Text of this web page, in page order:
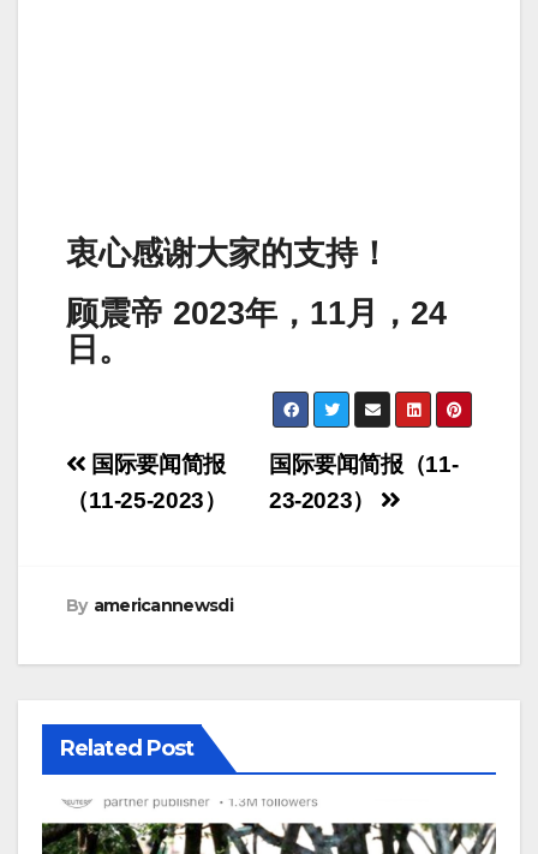
衷心感谢大家的支持！
顾震帝 2023年，11月，24
日。
Post
navigation
国际要闻简报（11-
23-2023）
国际要闻简报
（11-25-2023）
By americannewsdi
Related Post